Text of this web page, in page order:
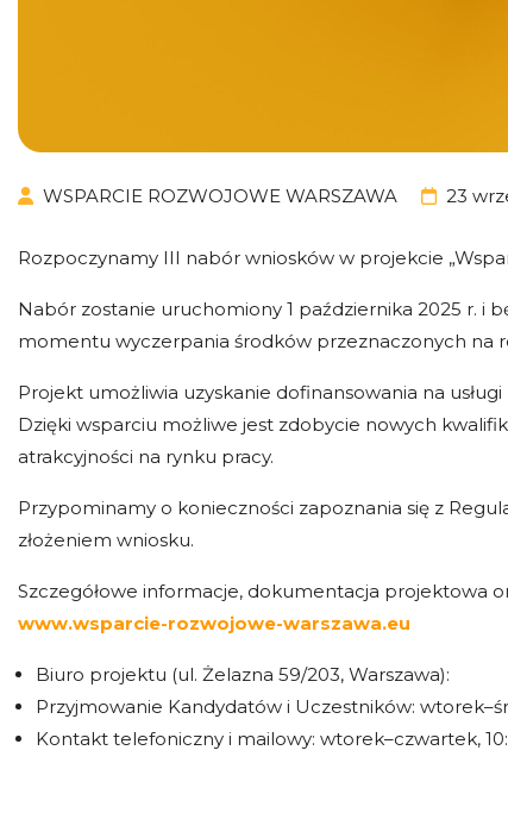
WSPARCIE ROZWOJOWE WARSZAWA 23
Rozpoczynamy III nabór wniosków w projekcie
Nabór zostanie uruchomiony 1 października 2025 r. i
momentu wyczerpania środków przeznaczonych na
Projekt umożliwia uzyskanie dofinansowania na
Dzięki wsparciu możliwe jest zdobycie nowych
atrakcyjności na rynku pracy.
Przypominamy o konieczności zapoznania się z
złożeniem wniosku.
Szczegółowe informacje, dokumentacja projektowa
www.wsparcie-rozwojowe-warszawa.eu
Biuro projektu (ul. Żelazna 59/203, Warszawa):
Przyjmowanie Kandydatów i Uczestników:
Kontakt telefoniczny i mailowy: wtorek–czwartek,